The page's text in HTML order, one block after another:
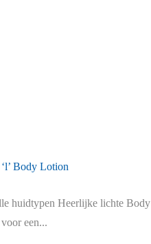
Body Lotion
huidtypen Heerlijke lichte Body
een...